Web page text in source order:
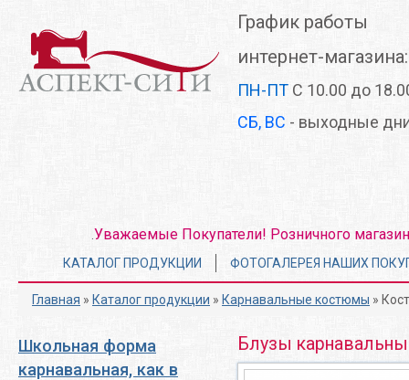
основному
содержанию
График работы
интернет-магазина:
ПН-ПТ С 10.00 до
СБ, ВС - выходные
Уважаемые Покупатели! Розничного
Главное
меню
КАТАЛОГ ПРОДУКЦИИ ФОТОГАЛЕРЕЯ НАШИХ
Главная » Каталог продукции » Карнавальные костюмы »
Школьная форма
карнавальная, как в
Блузы